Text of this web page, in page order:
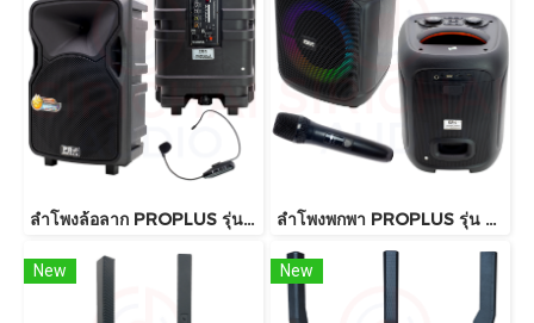
ลำโพงล้อลาก PROPLUS รุ่น GX12 ลำโพงพกพา PROPLUS รุ่น GA8 บลูทูธ
New New